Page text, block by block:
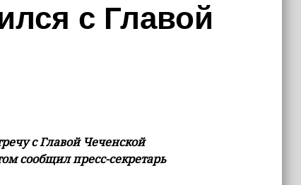
с Главой
с Главой Чеченской
сообщил пресс-секретарь